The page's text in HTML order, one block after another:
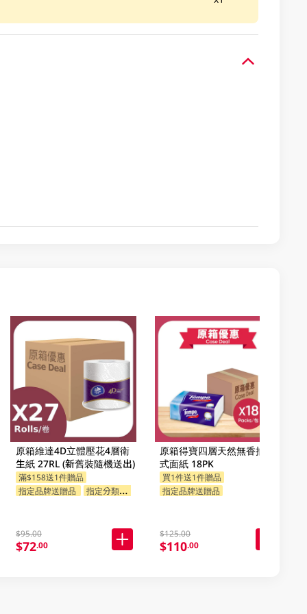
原箱維達4D立體壓花4層衛
生紙 27RL (新舊裝隨機送出)
滿$158送1件贈品
指定品牌送贈品
指定分類送贈品
$95.00
$72.00
原箱得寶四層天然無香抽取
式面紙 18PK
買1件送1件贈品
指定品牌送贈品
$125.00
$110.00